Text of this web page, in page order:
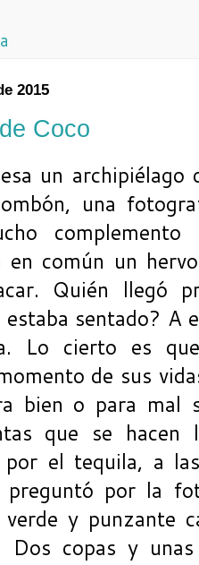
2015
Coco
un archipiélago
una
en común un
Quién llegó
sentado? A
Lo cierto es
de sus
bien o para mal
que se hacen
por el tequila, a
preguntó por la
verde y punzante
copas y